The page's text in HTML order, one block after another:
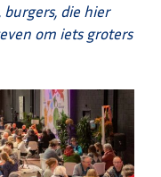
burgers, die hier
om iets groters